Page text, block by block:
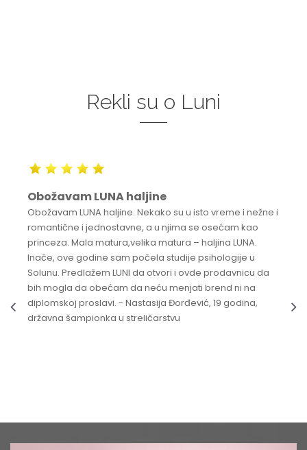
Rekli su o Luni
Obožavam LUNA haljine
Obožavam LUNA haljine. Nekako su u isto vreme i nežne i
romantične i jednostavne, a u njima se osećam kao
princeza. Mala matura,velika matura – haljina LUNA.
Inače, ove godine sam počela studije psihologije u
Solunu. Predlažem LUNI da otvori i ovde prodavnicu da
bih mogla da obećam da neću menjati brend ni na
diplomskoj proslavi. - Nastasija Đorđević, 19 godina,
državna šampionka u streličarstvu